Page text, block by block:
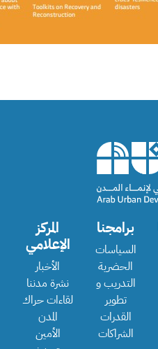
برامجنا
السياسات
الحضرية
التدريب و
تطوير
القدرات
الشراكات
المركز
الإعلامي
الأخبار
نشرة مدننا
لقاءات حراك
المدن
الأمين